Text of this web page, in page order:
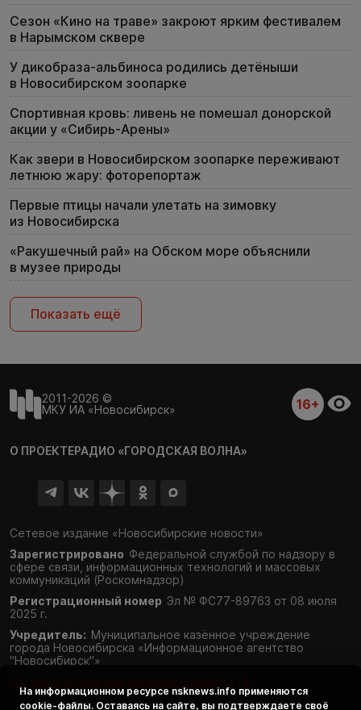
Сезон «Кино на траве» закроют ярким фестивалем
в Нарымском сквере
У дикобраза-альбиноса родились детёныши
в Новосибирском зоопарке
Спортивная кровь: ливень не помешал донорской
акции у «Сибирь-Арены»
Как звери в Новосибирском зоопарке переживают
летнюю жару: фоторепортаж
Первые птицы начали улетать на зимовку
из Новосибирска
«Ракушечный рай» на Обском море объяснили
в музее природы
Показать ещё
2011-2026 ©
МКУ ИА «Новосибирск»
16+
О ПРОЕКТЕРАДИО «ГОРОДСКАЯ ВОЛНА»
Сетевое издание «Новосибирские новости»
Зарегистрировано Федеральной службой по надзору в
сфере связи, информационных технологий и массовых
коммуникаций (Роскомнадзор)
Регистрационный номер Эл № ФС77-89763 от 08 июля
2025 г.
Учредитель: Муниципальное казённое учреждение
города Новосибирска «Информационное агентство
"Новосибирск"»
На информационном ресурсе nsknews.info применяются
cookie-файлы. Оставаясь на сайте, вы подтверждаете своё